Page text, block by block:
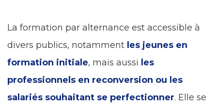
La formation par alternance est accessible à
divers publics, notamment les jeunes en
formation initiale, mais aussi les
professionnels en reconversion ou les
salariés souhaitant se perfectionner. Elle se